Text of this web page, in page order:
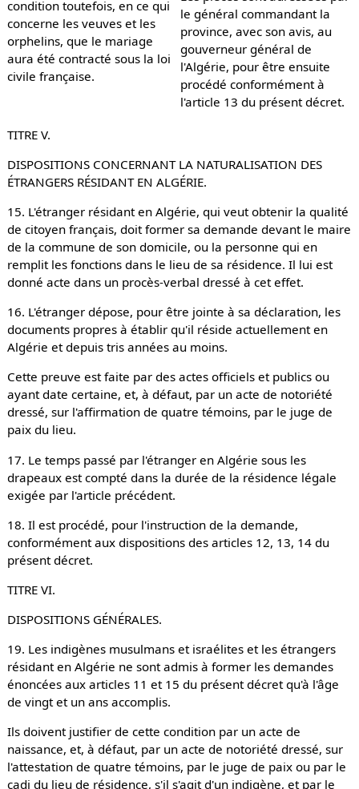
condition toutefois, en ce qui
concerne les veuves et les
orphelins, que le mariage
aura été contracté sous la loi
civile française.
le général commandant la
province, avec son avis, au
gouverneur général de
l'Algérie, pour être ensuite
procédé conformément à
l'article 13 du présent décret.
TITRE V.
DISPOSITIONS CONCERNANT LA NATURALISATION DES
ÉTRANGERS RÉSIDANT EN ALGÉRIE.
15. L'étranger résidant en Algérie, qui veut obtenir la qualité
de citoyen français, doit former sa demande devant le maire
de la commune de son domicile, ou la personne qui en
remplit les fonctions dans le lieu de sa résidence. Il lui est
donné acte dans un procès-verbal dressé à cet effet.
16. L'étranger dépose, pour être jointe à sa déclaration, les
documents propres à établir qu'il réside actuellement en
Algérie et depuis tris années au moins.
Cette preuve est faite par des actes officiels et publics ou
ayant date certaine, et, à défaut, par un acte de notoriété
dressé, sur l'affirmation de quatre témoins, par le juge de
paix du lieu.
17. Le temps passé par l'étranger en Algérie sous les
drapeaux est compté dans la durée de la résidence légale
exigée par l'article précédent.
18. Il est procédé, pour l'instruction de la demande,
conformément aux dispositions des articles 12, 13, 14 du
présent décret.
TITRE VI.
DISPOSITIONS GÉNÉRALES.
19. Les indigènes musulmans et israélites et les étrangers
résidant en Algérie ne sont admis à former les demandes
énoncées aux articles 11 et 15 du présent décret qu'à l'âge
de vingt et un ans accomplis.
Ils doivent justifier de cette condition par un acte de
naissance, et, à défaut, par un acte de notoriété dressé, sur
l'attestation de quatre témoins, par le juge de paix ou par le
cadi du lieu de résidence, s'il s'agit d'un indigène, et par le